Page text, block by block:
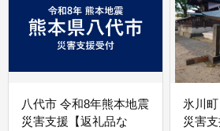
八代市 令和8年熊本地震
災害支援【返礼品な
氷川
災害